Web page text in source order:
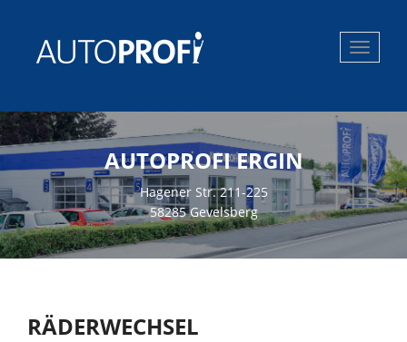
Toggle
AUTOPROFI ERGIN
Hagener Str. 211-225
58285 Gevelsberg
RÄDERWECHSEL